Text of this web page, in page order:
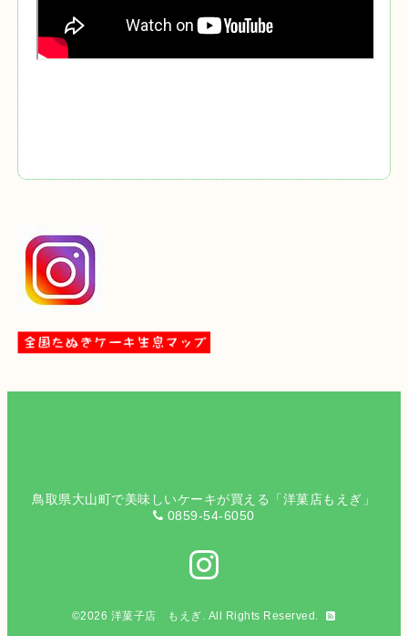
鳥取県大山町で美味しいケーキが買える「洋菓店もえぎ」
0859-54-6050
©2026 洋菓子店 もえぎ. All Rights Reserved.